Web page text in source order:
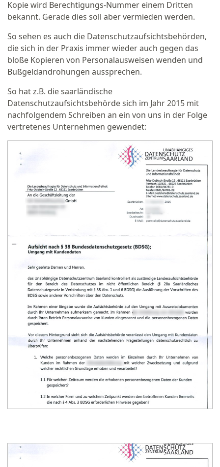
Kopie wird Berechtigungs-Nummer einem Dritten
bekannt. Gerade dies soll aber vermieden werden.
So sehen es auch die Datenschutzaufsichtsbehörden,
die sich in der Praxis immer wieder auch gegen das
bloße Kopieren von Personalausweisen wenden und
Bußgeldandrohungen aussprechen.
So hat z.B. die saarländische
Datenschutzaufsichtsbehörde sich im Jahr 2015 mit
nachfolgendem Schreiben an ein von uns in der Folge
vertretenes Unternehmen gewendet: